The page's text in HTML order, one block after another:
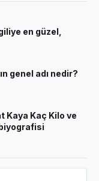
en güzel,
genel adı nedir?
Kaya Kaç Kilo ve
biyografisi